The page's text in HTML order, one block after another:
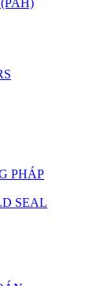
PHÁP
SEAL